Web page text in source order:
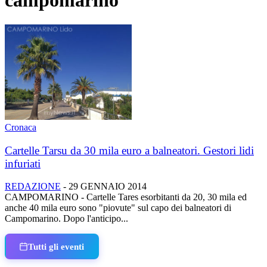
Cronaca
Cartelle Tarsu da 30 mila euro a balneatori. Gestori lidi
infuriati
REDAZIONE - 29 GENNAIO 2014
CAMPOMARINO - Cartelle Tares esorbitanti da 20, 30 mila ed
anche 40 mila euro sono "piovute" sul capo dei balneatori di
Campomarino. Dopo l'anticipo...
Tutti gli eventi